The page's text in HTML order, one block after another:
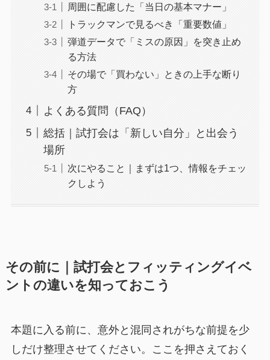
周囲に配慮した「当日の基本マナー」
トラックマンで見るべき「重要数値」
弾道データで「ミスの原因」を突き止め
る方法
その場で「買わない」ときの上手な断り
方
よくある質問（FAQ）
総括｜試打会は「新しい自分」と出会う
場所
次にやること｜まずは1つ、情報をチェッ
クしよう
その前に｜試打会とフィッティングイベ
ントの違いを知っておこう
本題に入る前に、意外と混同されがちな前提を少
しだけ整理させてください。ここを押さえておく